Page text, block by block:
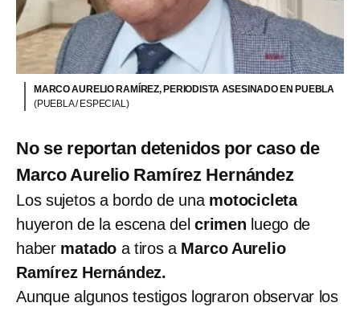
MARCO AURELIO RAMÍREZ, PERIODISTA ASESINADO EN PUEBLA
(PUEBLA / ESPECIAL)
No se reportan detenidos por caso de
Marco Aurelio Ramírez Hernández
Los sujetos a bordo de una motocicleta
huyeron de la escena delcrimen luego de
haber matado a tiros a Marco Aurelio
Ramírez Hernández.
Aunque algunos testigos lograron observar los